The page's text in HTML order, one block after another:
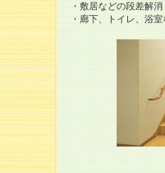
・敷居などの段差解消
・廊下、トイレ、浴